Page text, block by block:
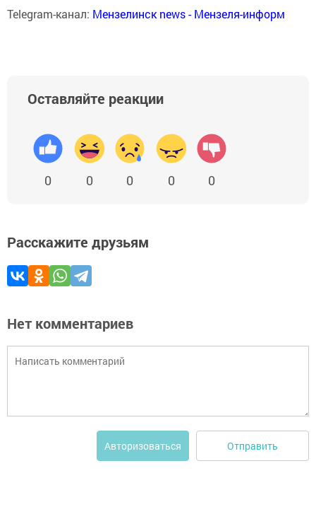
Telegram-канал: Мензелинск news - Мензеля-информ
Оставляйте реакции
0 0 0 0 0
Расскажите друзьям
Нет комментариев
Авторизоваться Отправить